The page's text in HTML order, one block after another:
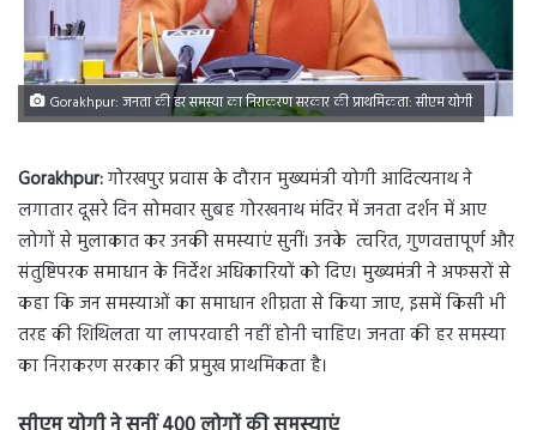
Gorakhpur: जनता की हर समस्या का निराकरण सरकार की प्राथमिकता: सीएम योगी
Gorakhpur:गोरखपुर प्रवास के दौरान मुख्यमंत्री योगी आदित्यनाथ ने
लगातार दूसरे दिन सोमवार सुबह गोरखनाथ मंदिर में जनता दर्शन में आए
लोगों से मुलाकात कर उनकी समस्याएं सुनीं। उनके त्वरित, गुणवत्तापूर्ण और
संतुष्टिपरक समाधान के निर्देश अधिकारियों को दिए। मुख्यमंत्री ने अफसरों से
कहा कि जन समस्याओं का समाधान शीघ्रता से किया जाए, इसमें किसी भी
तरह की शिथिलता या लापरवाही नहीं होनी चाहिए। जनता की हर समस्या
का निराकरण सरकार की प्रमुख प्राथमिकता है।